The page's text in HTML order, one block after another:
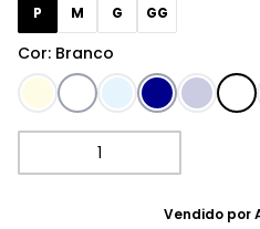
Cor: Branco
P M G GG
Vendido por